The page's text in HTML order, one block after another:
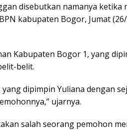
disebutkan namanya ketika
kabupaten Bogor, Jumat
Kabupaten Bogor 1, yang
belit.
dipimpin Yuliana dengan
ujarnya.
salah seorang pemohon